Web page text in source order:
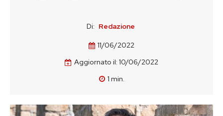
Di: Redazione
11/06/2022
Aggiornato il: 10/06/2022
1 min.